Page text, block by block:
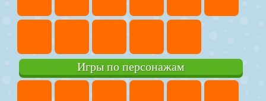
Игры по персонажам